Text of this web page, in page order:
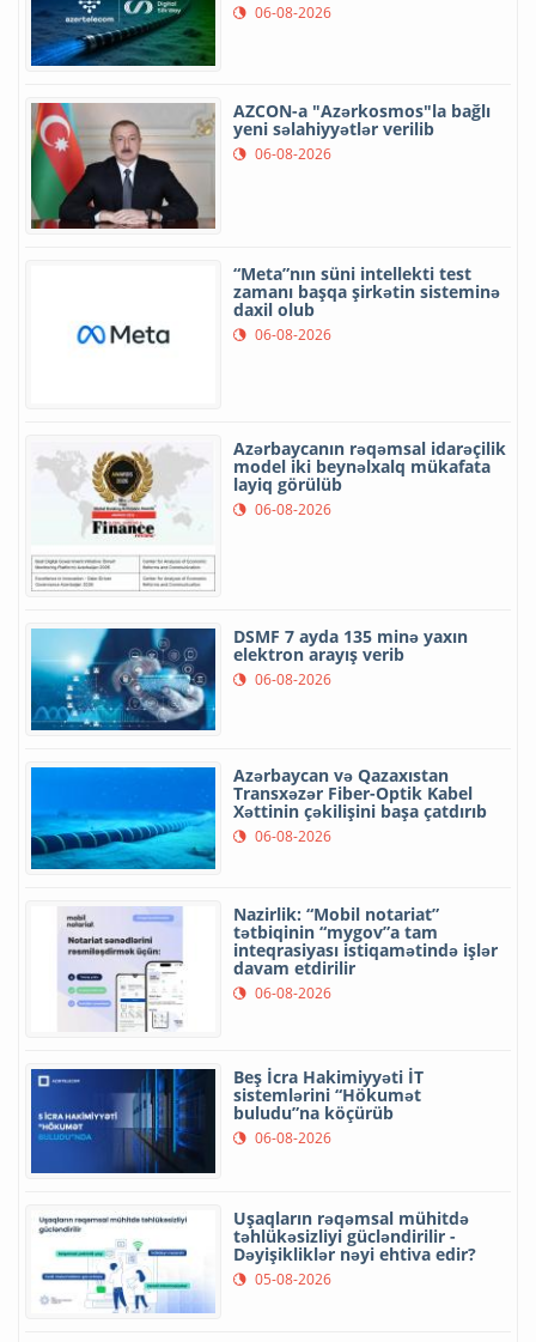
06-08-2026
AZCON-a "Azərkosmos"la bağlı
yeni səlahiyyətlər verilib
06-08-2026
“Meta”nın süni intellekti test
zamanı başqa şirkətin sisteminə
daxil olub
06-08-2026
Azərbaycanın rəqəmsal idarəçilik
model iki beynəlxalq mükafata
layiq görülüb
06-08-2026
DSMF 7 ayda 135 minə yaxın
elektron arayış verib
06-08-2026
Azərbaycan və Qazaxıstan
Transxəzər Fiber-Optik Kabel
Xəttinin çəkilişini başa çatdırıb
06-08-2026
Nazirlik: “Mobil notariat”
tətbiqinin “mygov”a tam
inteqrasiyası istiqamətində işlər
davam etdirilir
06-08-2026
Beş İcra Hakimiyyəti İT
sistemlərini “Hökumət
buludu”na köçürüb
06-08-2026
Uşaqların rəqəmsal mühitdə
təhlükəsizliyi gücləndirilir -
Dəyişikliklər nəyi ehtiva edir?
05-08-2026